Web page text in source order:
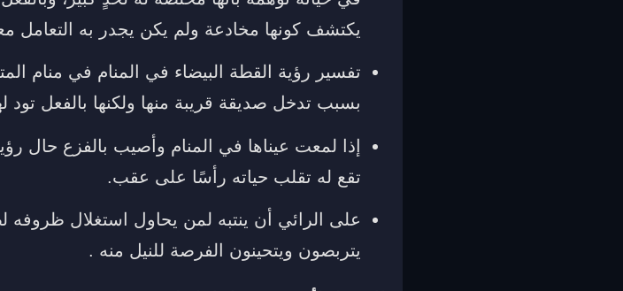
يكتشف كونها مخادعة ولم يكن يجدر به التعامل
تفسير رؤية القطة البيضاء في المنام في منام
بسبب تدخل صديقة قريبة منها ولكنها بالفعل
إذا لمعت عيناها في المنام وأصيب بالفزع حال
تقع له تقلب حياته رأسًا على عقب.
على الرائي أن ينتبه لمن يحاول استغلال ظروفه
يتربصون ويتحينون الفرصة للنيل منه .